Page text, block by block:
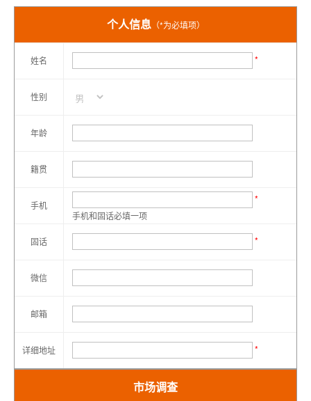
个人信息（*为必填项）
姓名 *
性别
年龄
籍贯
手机
*
手机和固话必填一项
固话 *
微信
邮箱
详细地址 *
市场调查